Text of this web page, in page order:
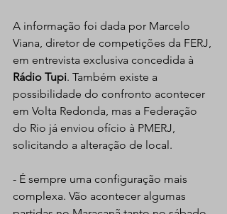
A informação foi dada por Marcelo
Viana, diretor de competições da FERJ,
em entrevista exclusiva concedida à
Rádio Tupi. Também existe a
possibilidade do confronto acontecer
em Volta Redonda, mas a Federação
do Rio já enviou ofício à PMERJ,
solicitando a alteração de local.
- É sempre uma configuração mais
complexa. Vão acontecer algumas